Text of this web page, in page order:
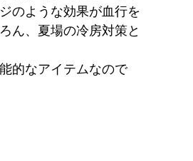
のような効果が血行を
ん、夏場の冷房対策と
的なアイテムなので